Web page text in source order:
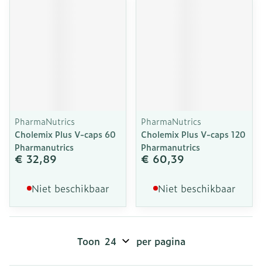
PharmaNutrics
Cholemix Plus V-caps 60
Pharmanutrics
€ 32,89
Niet beschikbaar
PharmaNutrics
Cholemix Plus V-caps 120
Pharmanutrics
€ 60,39
Niet beschikbaar
Toon per pagina